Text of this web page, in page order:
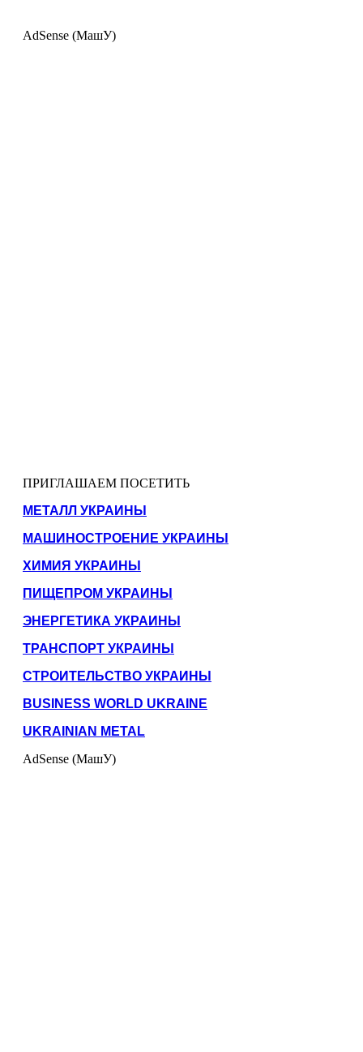
AdSense (МашУ)
ПРИГЛАШАЕМ ПОСЕТИТЬ
МЕТАЛЛ УКРАИНЫ
МАШИНОСТРОЕНИЕ УКРАИНЫ
ХИМИЯ УКРАИНЫ
ПИЩЕПРОМ УКРАИНЫ
ЭНЕРГЕТИКА УКРАИНЫ
ТРАНСПОРТ УКРАИНЫ
СТРОИТЕЛЬСТВО УКРАИНЫ
BUSINESS WORLD UKRAINE
UKRAINIAN METAL
AdSense (МашУ)